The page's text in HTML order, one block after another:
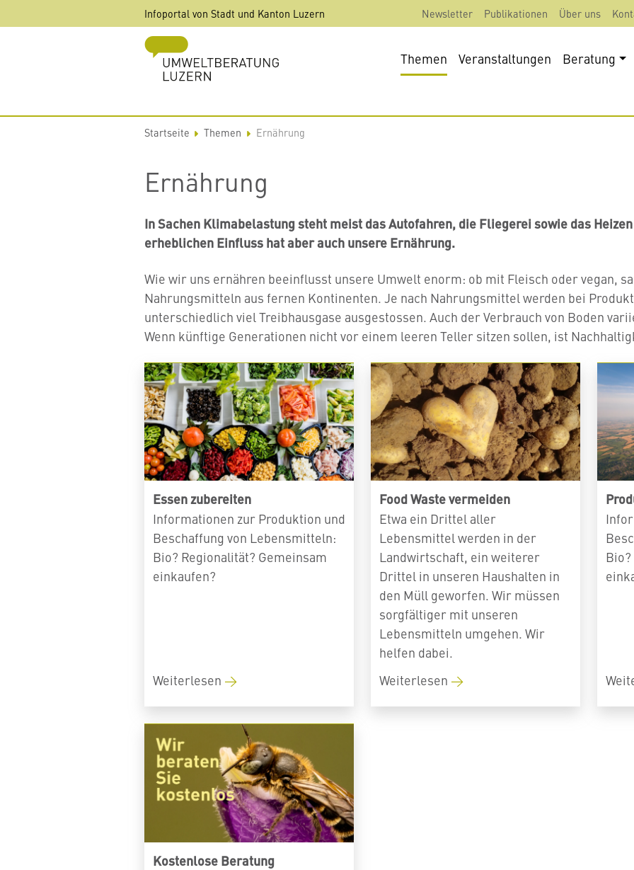
zum
Infoportal von Stadt und Kanton Luzern Newsletter Publikationen Über uns
Themen Veranstaltungen Beratung
Startseite Themen Ernährung
Ernährung
In Sachen Klimabelastung steht meist das Autofahren, die Fliegerei sowie das
erheblichen Einfluss hat aber auch unsere Ernährung.
Wie wir uns ernähren beeinflusst unsere Umwelt enorm: ob mit Fleisch oder vegan,
Nahrungsmitteln aus fernen Kontinenten. Je nach Nahrungsmittel werden bei
unterschiedlich viel Treibhausgase ausgestossen. Auch der Verbrauch von Boden
Wenn künftige Generationen nicht vor einem leeren Teller sitzen sollen, ist
Essen zubereiten
Informationen zur Produktion und
Beschaffung von Lebensmitteln:
Bio? Regionalität? Gemeinsam
einkaufen?
Weiterlesen
Food Waste vermeiden
Etwa ein Drittel aller
Lebensmittel werden in der
Landwirtschaft, ein weiterer
Drittel in unseren Haushalten in
den Müll geworfen. Wir müssen
sorgfältiger mit unseren
Lebensmitteln umgehen. Wir
helfen dabei.
Weiterlesen
Kostenlose Beratung